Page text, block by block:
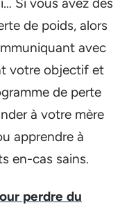
de poids, alors
avec
votre objectif et
de perte
à votre mère
apprendre à
en-cas sains.
perdre du